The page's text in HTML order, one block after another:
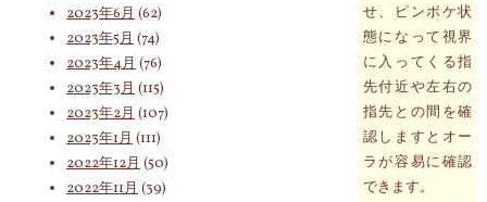
せ、ピンボケ状
態になって視界
に入ってくる指
先付近や左右の
指先との間を確
認しますとオー
ラが容易に確認
できます。
2023年6月 (62)
2023年5月 (74)
2023年4月 (76)
2023年3月 (115)
2023年2月 (107)
2023年1月 (111)
2022年12月 (50)
2022年11月 (39)